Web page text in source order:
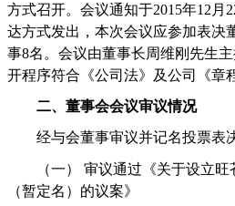
方式召开。会议通知于2015年12 月
达方式发出，本次会议应参加表决
事8名。会议由董事长周维刚先生
开程序符合《公司法》及公司《章
二、董事会会议审议情况
经与会董事审议并记名投票表
（一） 审议通过《关于设立旺
（暂定名）的议案》